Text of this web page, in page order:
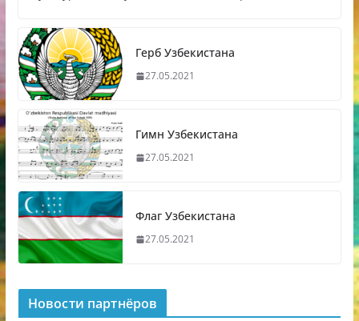
Герб Узбекистана
27.05.2021
Гимн Узбекистана
27.05.2021
Флаг Узбекистана
27.05.2021
Новости партнёров